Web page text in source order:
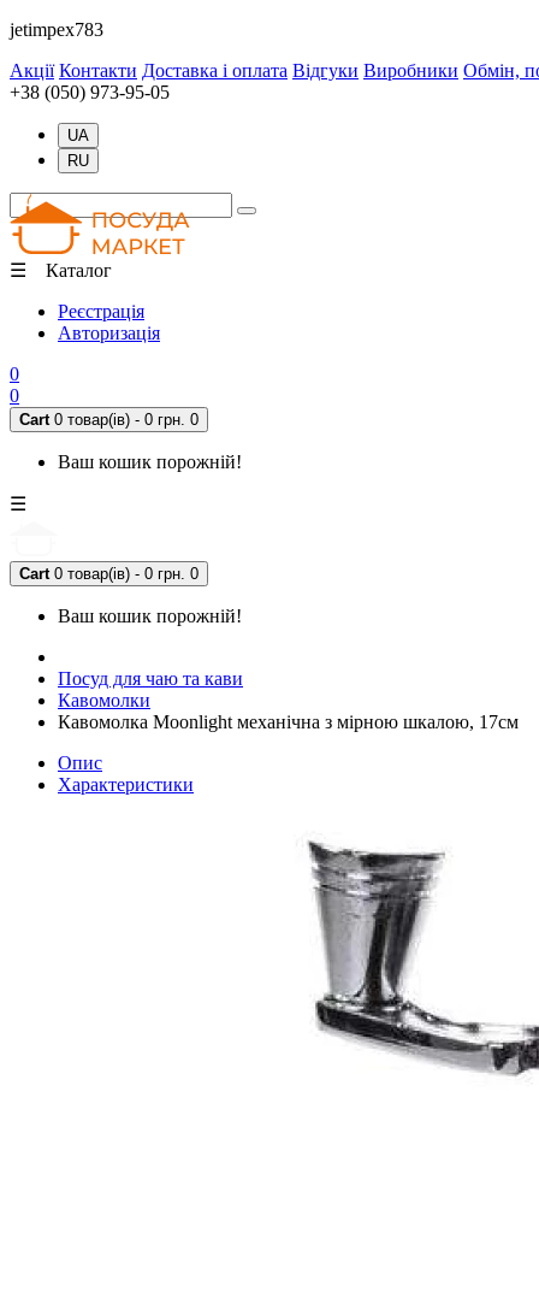
jetimpex783
Акції Контакти Доставка і оплата Відгуки Виробники Обмін,
+38 (050) 973-95-05
UA
RU
☰ Каталог
Реєстрація
Авторизація
0
0
Cart 0 товар(ів) - 0 грн. 0
Ваш кошик порожній!
☰
Cart 0 товар(ів) - 0 грн. 0
Ваш кошик порожній!
Посуд для чаю та кави
Кавомолки
Кавомолка Moonlight механічна з мірною шкалою, 17см
Опис
Характеристики